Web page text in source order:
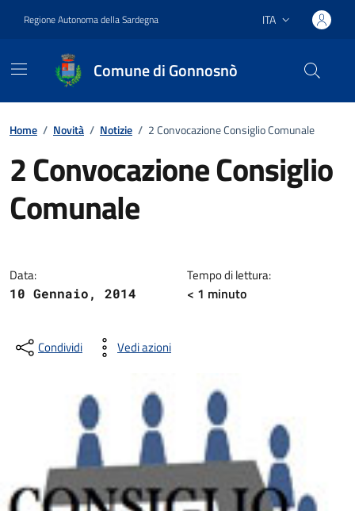
Regione Autonoma della Sardegna Lingua attiva:
ITA
Comune di Gonnosnò
Home / Novità / Notizie / 2 Convocazione Consiglio Comunale
2 Convocazione Consiglio
Comunale
Data:
10 Gennaio, 2014
Tempo di lettura:
< 1 minuto
Condividi Vedi azioni